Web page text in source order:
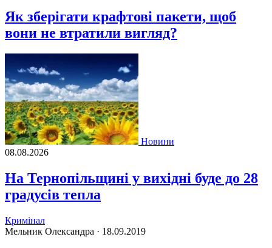
Як зберігати крафтові пакети, щоб
вони не втратили вигляд?
Новини
08.08.2026
На Тернопільщині у вихідні буде до 28
градусів тепла
Кримінал
Мельник Олександра · 18.09.2019